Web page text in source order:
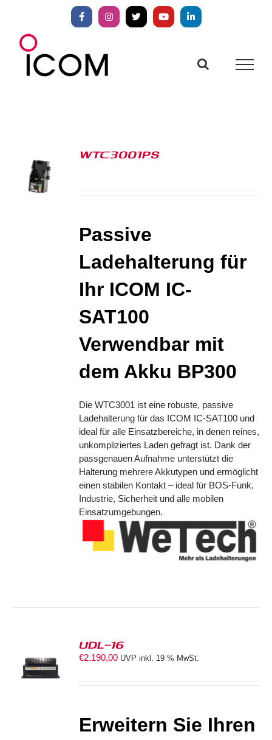
springen
FacebookInstagram
X YouTubeLinkedIn
WTC3001PS
Passive
Ladehalterung für
Ihr ICOM IC-
SAT100
Verwendbar mit
dem Akku BP300
Die WTC3001 ist eine robuste, passive
Ladehalterung für das ICOM IC-SAT100 und
ideal für alle Einsatzbereiche, in denen reines,
unkompliziertes Laden gefragt ist. Dank der
passgenauen Aufnahme unterstützt die
Halterung mehrere Akkutypen und ermöglicht
einen stabilen Kontakt – ideal für BOS-Funk,
Industrie, Sicherheit und alle mobilen
Einsatzumgebungen.
UDL-16
€2.190,00 UVP inkl. 19 % MwSt.
Erweitern Sie Ihren